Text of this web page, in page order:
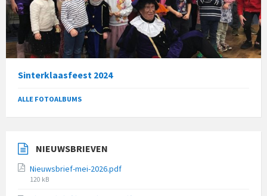
Sinterklaasfeest 2024
ALLE FOTOALBUMS
NIEUWSBRIEVEN
Nieuwsbrief-mei-2026.pdf
File
120 kB